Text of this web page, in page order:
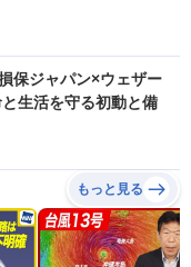
保ジャパン×ウェザー
生活を守る初動と備
もっと見る